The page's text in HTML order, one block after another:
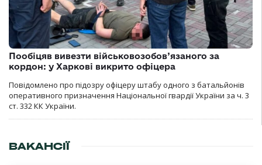
Пообіцяв вивезти військовозобов’язаного за
кордон: у Харкові викрито офіцера
Повідомлено про підозру офіцеру штабу одного з батальйонів
оперативного призначення Національної гвардії України за ч. 3
ст. 332 КК України.
ВАКАНСІЇ